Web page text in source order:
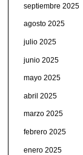
septiembre 2025
agosto 2025
julio 2025
junio 2025
mayo 2025
abril 2025
marzo 2025
febrero 2025
enero 2025